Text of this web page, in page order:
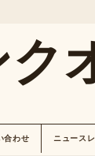
合わせ ニュース